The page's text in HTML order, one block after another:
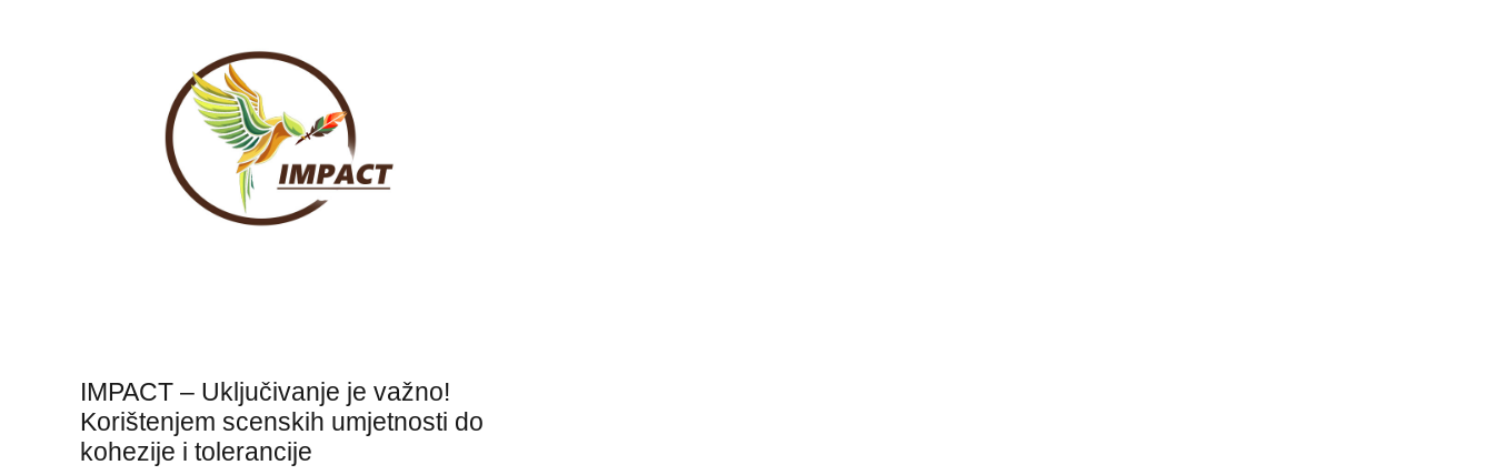
IMPACT – Uključivanje je važno!
Korištenjem scenskih umjetnosti do
kohezije i tolerancije